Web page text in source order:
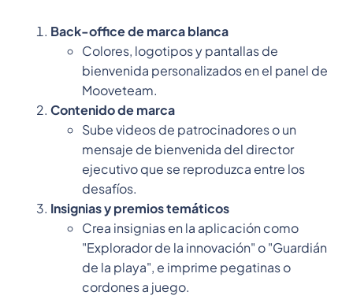
Back-office de marca blanca
Colores, logotipos y pantallas de
bienvenida personalizados en el panel de
Mooveteam.
Contenido de marca
Sube videos de patrocinadores o un
mensaje de bienvenida del director
ejecutivo que se reproduzca entre los
desafíos.
Insignias y premios temáticos
Crea insignias en la aplicación como
"Explorador de la innovación" o "Guardián
de la playa", e imprime pegatinas o
cordones a juego.